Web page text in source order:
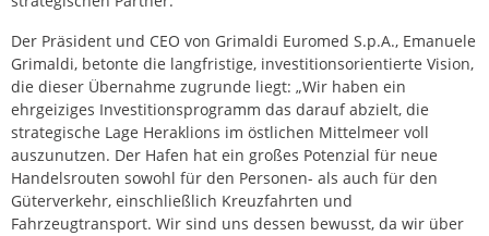
Der Präsident und CEO von Grimaldi Euromed S.p.A., Emanuele
Grimaldi, betonte die langfristige, investitionsorientierte Vision,
die dieser Übernahme zugrunde liegt: „Wir haben ein
ehrgeiziges Investitionsprogramm das darauf abzielt, die
strategische Lage Heraklions im östlichen Mittelmeer voll
auszunutzen. Der Hafen hat ein großes Potenzial für neue
Handelsrouten sowohl für den Personen- als auch für den
Güterverkehr, einschließlich Kreuzfahrten und
Fahrzeugtransport. Wir sind uns dessen bewusst, da wir über